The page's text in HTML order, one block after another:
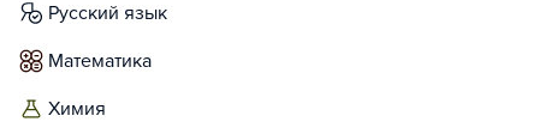
русский язык
математика
химия